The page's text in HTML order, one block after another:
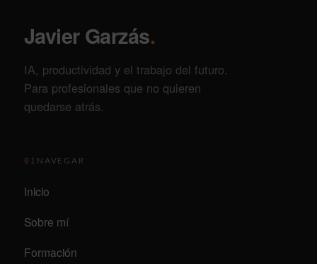
Javier Garzás.
IA, productividad y el trabajo del futuro.
Para profesionales que no quieren
quedarse atrás.
01 NAVEGAR
Inicio
Sobre mí
Formación